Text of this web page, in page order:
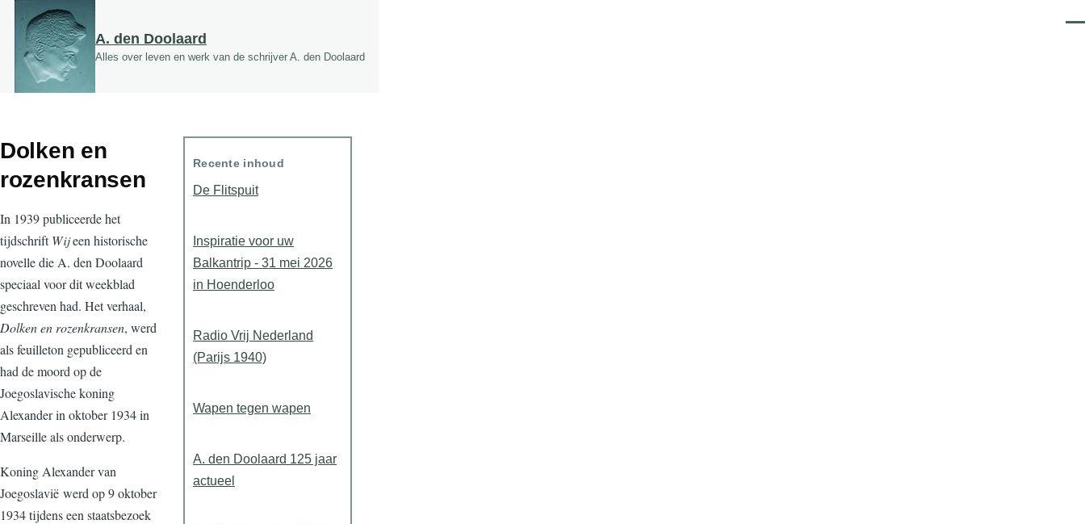
Overslaan en naar de inhoud gaan
A. den Doolaard
Alles over leven en werk van de schrijver A. den Doolaard
Dolken en
rozenkransen
In 1939 publiceerde het
tijdschriftWijeen historische
novelle die A. den Doolaard
speciaal voor dit weekblad
geschreven had. Het verhaal,
Dolken en rozenkransen, werd
als feuilleton gepubliceerd en
had de moord op de
Joegoslavische koning
Alexander in oktober 1934 in
Marseille als onderwerp.
Koning Alexander van
Joegoslavië werd op 9 oktober
1934 tijdens een staatsbezoek
Recente inhoud
De Flitspuit
Inspiratie voor uw
Balkantrip - 31 mei 2026
in Hoenderloo
Radio Vrij Nederland
(Parijs 1940)
Wapen tegen wapen
A. den Doolaard 125 jaar
actueel